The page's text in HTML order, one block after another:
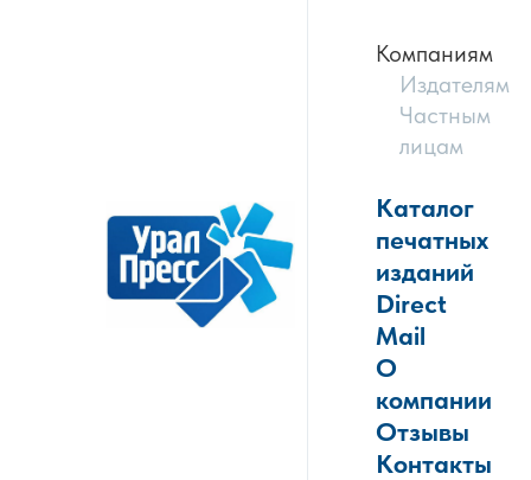
Компаниям
Издателям
Частным
лицам
Каталог
печатных
изданий
Direct
Mail
О
компании
Отзывы
Контакты